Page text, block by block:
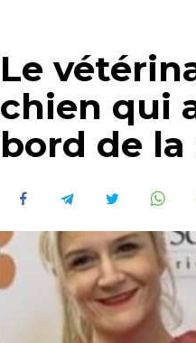
Le
chien qui
bord de